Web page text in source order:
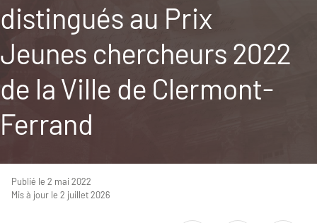
distingués au Prix
Jeunes chercheurs 2022
de la Ville de Clermont-
Ferrand
Publié le 2 mai 2022
Mis à jour le 2 juillet 2026